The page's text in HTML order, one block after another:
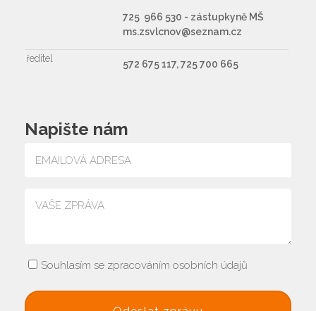
725 966 530 - zástupkyně MŠ
ms.zsvlcnov@seznam.cz
ředitel 572 675 117, 725 700 665
Napište nám
Souhlasím se zpracováním osobních údajů